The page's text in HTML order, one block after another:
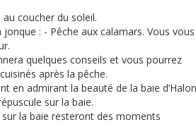
coucher du soleil.
: - Pêche aux calamars. Vous vous
quelques conseils et vous pourrez
après la pêche.
en admirant la beauté de la baie
sur la baie.
la baie resteront des moments